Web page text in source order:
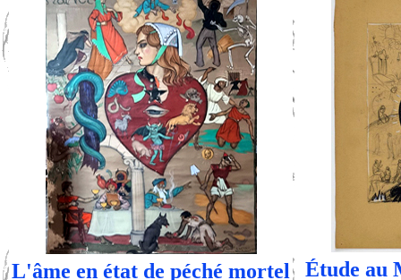
L'âme en état de péché mortel Étude au